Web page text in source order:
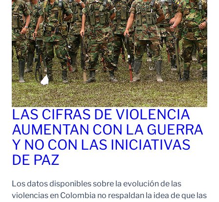
LAS CIFRAS DE VIOLENCIA
AUMENTAN CON LA GUERRA
Y NO CON LAS INICIATIVAS
DE PAZ
Los datos disponibles sobre la evolución de las
violencias en Colombia no respaldan la idea de que las